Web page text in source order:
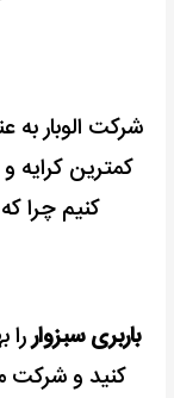
شرکت الوبار به
کمترین کرایه
کنیم
باربری سبزواررا
کنید و شرکت